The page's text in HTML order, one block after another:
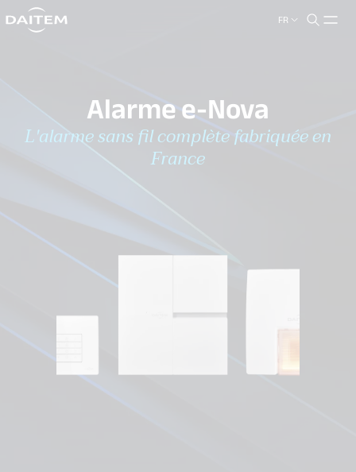
FR
search.label
Alarme e-Nova
L'alarme sans fil complète fabriquée en
France